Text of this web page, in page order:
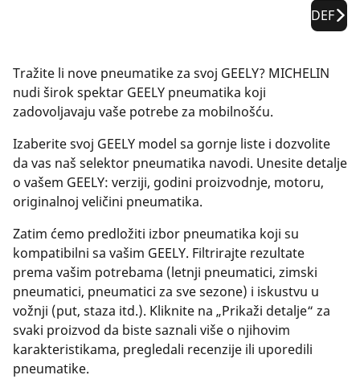
DEF
Tražite li nove pneumatike za svoj GEELY? MICHELIN
nudi širok spektar GEELY pneumatika koji
zadovoljavaju vaše potrebe za mobilnošću.
Izaberite svoj GEELY model sa gornje liste i dozvolite
da vas naš selektor pneumatika navodi. Unesite detalje
o vašem GEELY: verziji, godini proizvodnje, motoru,
originalnoj veličini pneumatika.
Zatim ćemo predložiti izbor pneumatika koji su
kompatibilni sa vašim GEELY. Filtrirajte rezultate
prema vašim potrebama (letnji pneumatici, zimski
pneumatici, pneumatici za sve sezone) i iskustvu u
vožnji (put, staza itd.). Kliknite na „Prikaži detalje“ za
svaki proizvod da biste saznali više o njihovim
karakteristikama, pregledali recenzije ili uporedili
pneumatike.